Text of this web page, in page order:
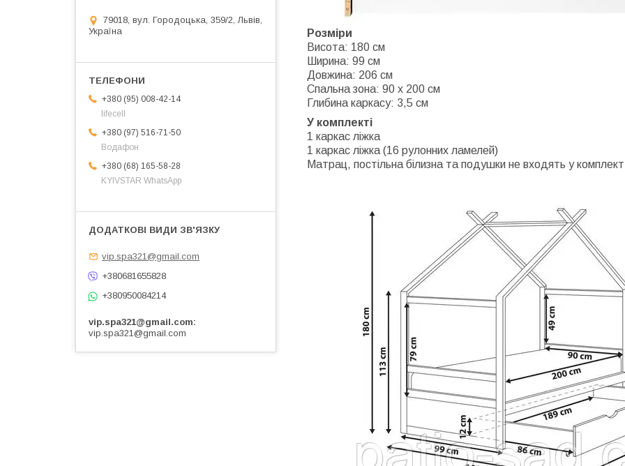
Розміри
Висота: 180 см
Ширина: 99 см
Довжина: 206 см
Спальна зона: 90 x 200 см
Глибина каркасу: 3,5 см
У комплекті
1 каркас ліжка
1 каркас ліжка (16 рулонних ламелей)
Матрац, постільна білизна та подушки не входять у комплект
79018, вул. Городоцька, 359/2, Львів,
Україна
+380 (95) 008-42-14
lifecell
+380 (97) 516-71-50
Водафон
+380 (68) 165-58-28
KYIVSTAR WhatsApp
vip.spa321@gmail.com
+380681655828
+380950084214
vip.spa321@gmail.com
vip.spa321@gmail.com